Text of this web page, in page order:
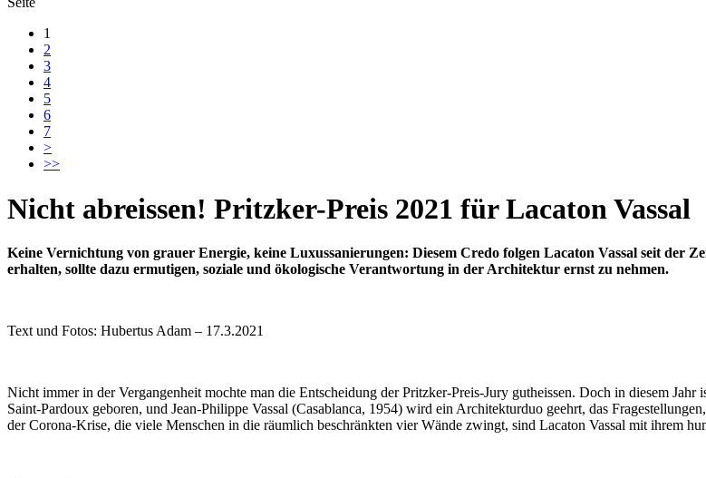
1
2
3
4
5
6
7
>
>>
Nicht abreissen! Pritzker-Preis 2021 für Lacaton Vassal
Keine Vernichtung von grauer Energie, keine Luxussanierungen: Diesem Credo folgen Lacaton Vassal seit
erhalten, sollte dazu ermutigen, soziale und ökologische Verantwortung in der Architektur ernst zu nehmen.
Text und Fotos: Hubertus Adam – 17.3.2021
Nicht immer in der Vergangenheit mochte man die Entscheidung der Pritzker-Preis-Jury gutheissen. Doch in diesem
Saint-Pardoux geboren, und Jean-Philippe Vassal (Casablanca, 1954) wird ein Architekturduo geehrt, das
der Corona-Krise, die viele Menschen in die räumlich beschränkten vier Wände zwingt, sind Lacaton Vassal mit ihrem